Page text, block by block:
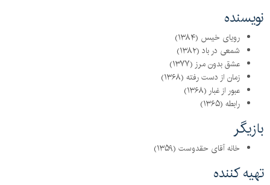
نویسنده
رویای خیس (۱۳۸۴)
شمعی در باد (۱۳۸۲)
عشق بدون مرز (۱۳۷۷)
زمان از دست رفته (۱۳۶۸)
عبور از غبار (۱۳۶۸)
رابطه (۱۳۶۵)
بازیگر
خانه آقای حقدوست (۱۳۵۹)
تهیه کننده